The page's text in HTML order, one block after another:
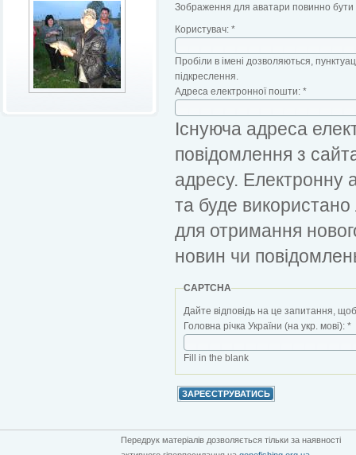
Зображення для аватари повинно бути
Користувач: *
Пробіли в імені дозволяються,
підкреслення.
Адреса електронної пошти: *
Існуюча адреса
повідомлення з
адресу. Електронну
та буде
для отримання
новин чи
CAPTCHA
Дайте відповідь на це запитання,
Головна річка України (на укр. мові): *
Fill in the blank
Передрук матеріалів дозволяється тільки за наявності